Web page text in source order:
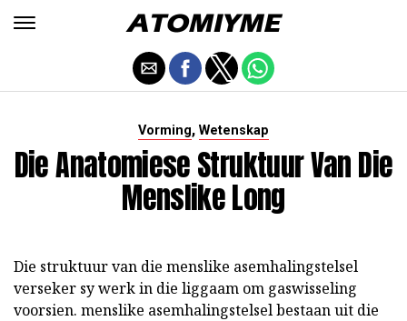
Vorming, Wetenskap
Die Anatomiese Struktuur Van Die
Menslike Long
Die struktuur van die menslike asemhalingstelsel
verseker sy werk in die liggaam om gaswisseling
voorsien. menslike asemhalingstelsel bestaan uit die